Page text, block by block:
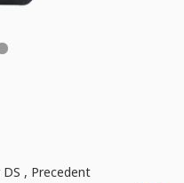
DS , Precedent